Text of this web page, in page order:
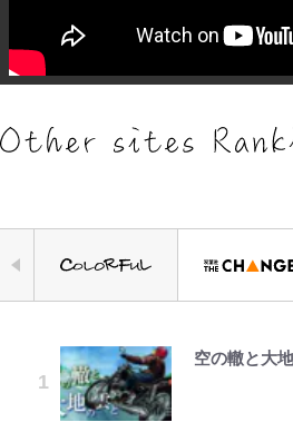
空の轍と大
錦織一清の
荒々しい「
｢めーっちゃ
でっかい男
公式-ヒロイ
「自分の絵
千葉雄大、